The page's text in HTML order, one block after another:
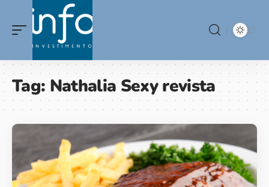
Tag:Nathalia Sexy revista